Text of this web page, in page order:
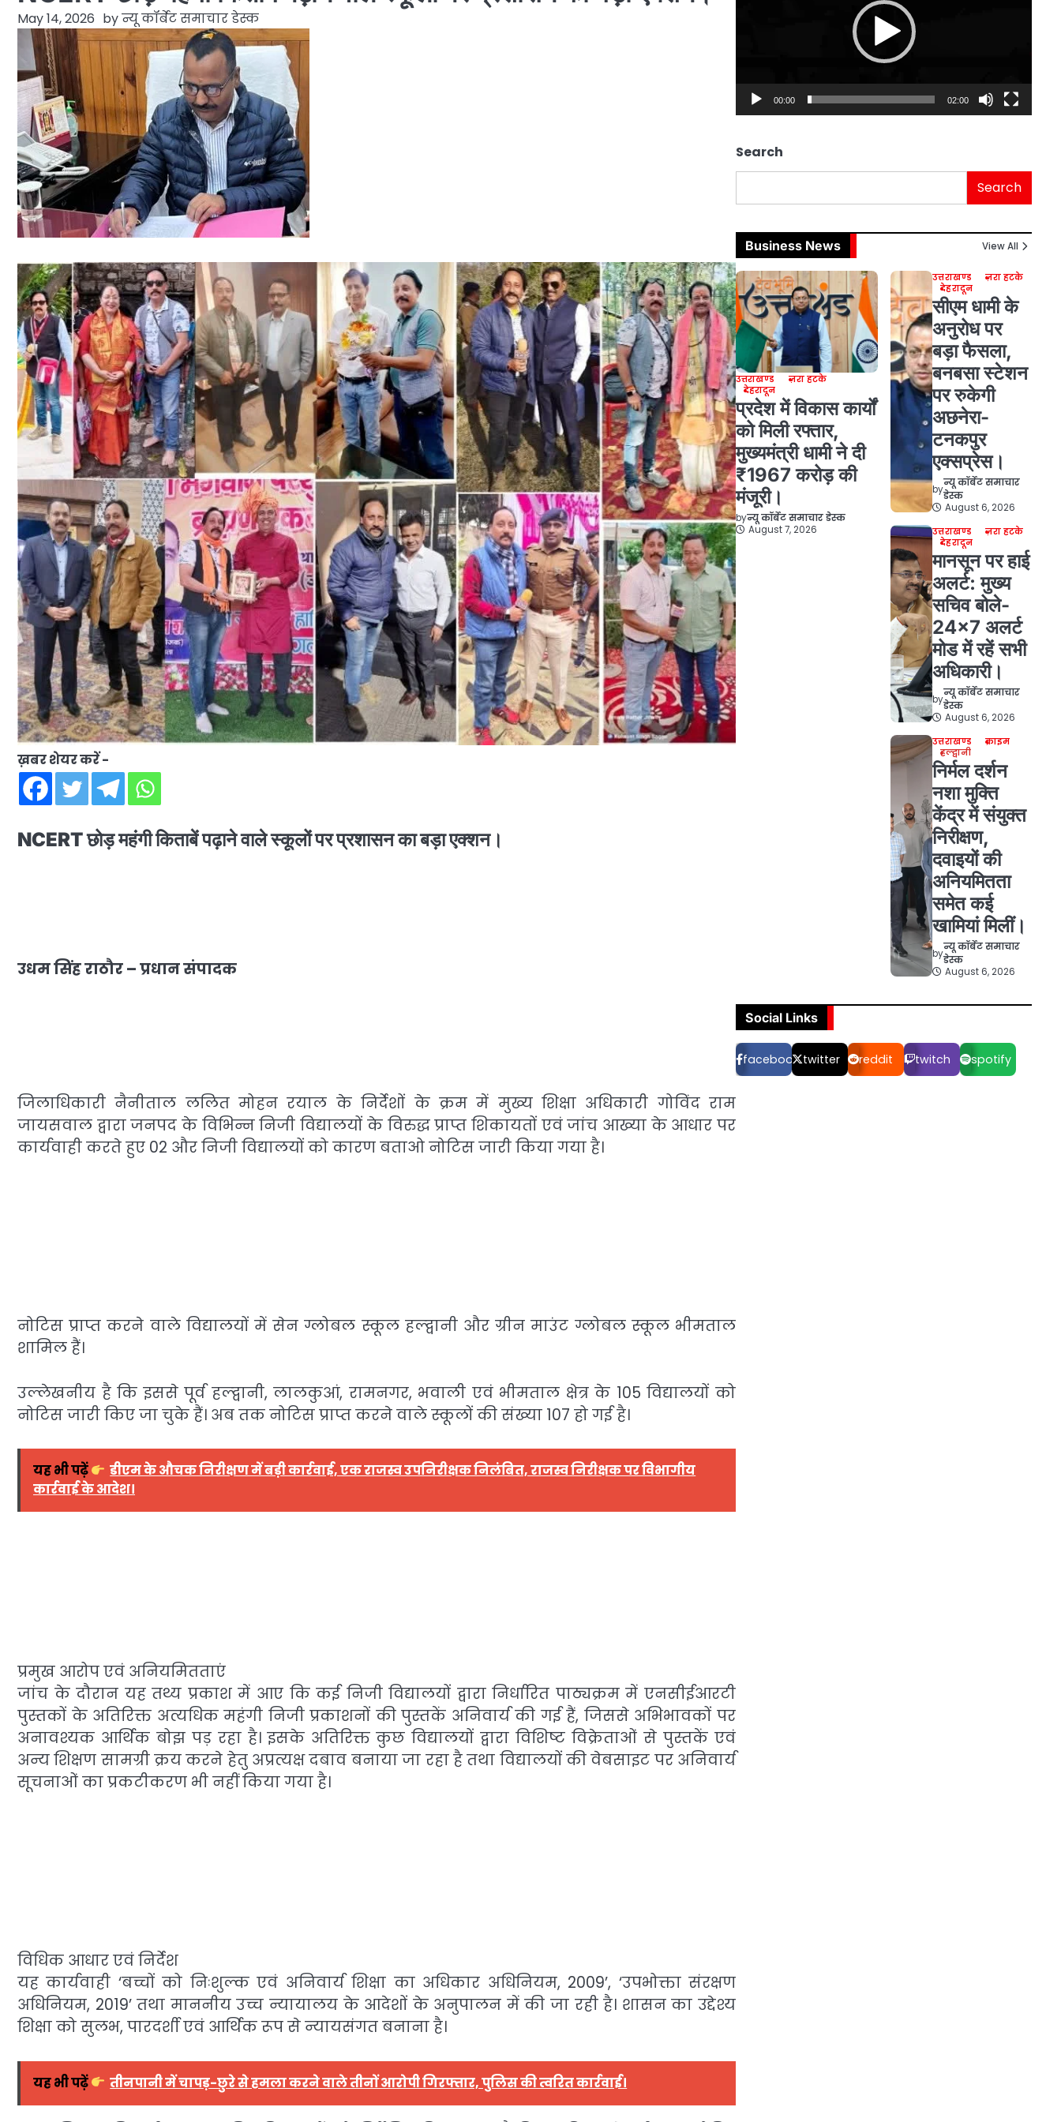
May 14, 2026 byन्यू कॉर्बेट समाचार डेस्क
ख़बर शेयर करें -
NCERT छोड़ महंगी किताबें पढ़ाने वाले स्कूलों पर प्रशासन का बड़ा एक्शन।
उधम सिंह राठौर – प्रधान संपादक
जिलाधिकारी नैनीताल ललित मोहन रयाल के निर्देशों के क्रम में मुख्य शिक्षा अधिकारी गोविंद राम
जायसवाल द्वारा जनपद के विभिन्न निजी विद्यालयों के विरुद्ध प्राप्त शिकायतों एवं जांच आख्या के आधार पर
कार्यवाही करते हुए 02 और निजी विद्यालयों को कारण बताओ नोटिस जारी किया गया है।
नोटिस प्राप्त करने वाले विद्यालयों में सेन ग्लोबल स्कूल हल्द्वानी और ग्रीन माउंट ग्लोबल स्कूल भीमताल
शामिल हैं।
उल्लेखनीय है कि इससे पूर्व हल्द्वानी, लालकुआं, रामनगर, भवाली एवं भीमताल क्षेत्र के 105 विद्यालयों को
नोटिस जारी किए जा चुके हैं। अब तक नोटिस प्राप्त करने वाले स्कूलों की संख्या 107 हो गई है।
यह भी पढ़ें
डीएम के औचक निरीक्षण में बड़ी कार्रवाई, एक राजस्व उपनिरीक्षक निलंबित, राजस्व निरीक्षक पर विभागीय
कार्रवाई के आदेश।
प्रमुख आरोप एवं अनियमितताएं
जांच के दौरान यह तथ्य प्रकाश में आए कि कई निजी विद्यालयों द्वारा निर्धारित पाठ्यक्रम में एनसीईआरटी
पुस्तकों के अतिरिक्त अत्यधिक महंगी निजी प्रकाशनों की पुस्तकें अनिवार्य की गई हैं, जिससे अभिभावकों पर
अनावश्यक आर्थिक बोझ पड़ रहा है। इसके अतिरिक्त कुछ विद्यालयों द्वारा विशिष्ट विक्रेताओं से पुस्तकें एवं
अन्य शिक्षण सामग्री क्रय करने हेतु अप्रत्यक्ष दबाव बनाया जा रहा है तथा विद्यालयों की वेबसाइट पर अनिवार्य
सूचनाओं का प्रकटीकरण भी नहीं किया गया है।
विधिक आधार एवं निर्देश
यह कार्यवाही ‘बच्चों को निःशुल्क एवं अनिवार्य शिक्षा का अधिकार अधिनियम, 2009’, ‘उपभोक्ता संरक्षण
अधिनियम, 2019’ तथा माननीय उच्च न्यायालय के आदेशों के अनुपालन में की जा रही है। शासन का उद्देश्य
शिक्षा को सुलभ, पारदर्शी एवं आर्थिक रूप से न्यायसंगत बनाना है।
यह भी पढ़ें तीनपानी में चापड़-छुरे से हमला करने वाले तीनों आरोपी गिरफ्तार, पुलिस की त्वरित कार्रवाई।
00:00 02:00
Search
Search
Business News View All
उत्तराखण्ड
ज़रा हटके
देहरादून
प्रदेश में विकास कार्यों
को मिली रफ्तार,
मुख्यमंत्री धामी ने दी
₹1967 करोड़ की
मंजूरी।
byन्यू कॉर्बेट समाचार डेस्क
August 7, 2026
उत्तराखण्ड
ज़रा हटके
देहरादून
सीएम धामी के
अनुरोध पर
बड़ा फैसला,
बनबसा स्टेशन
पर रुकेगी
अछनेरा-
टनकपुर
एक्सप्रेस।
by
न्यू कॉर्बेट समाचार
डेस्क
August 6, 2026
उत्तराखण्ड
ज़रा हटके
देहरादून
मानसून पर हाई
अलर्ट: मुख्य
सचिव बोले-
24×7 अलर्ट
मोड में रहें सभी
अधिकारी।
by
न्यू कॉर्बेट समाचार
डेस्क
August 6, 2026
उत्तराखण्ड
क्राइम
हल्द्वानी
निर्मल दर्शन
नशा मुक्ति
केंद्र में संयुक्त
निरीक्षण,
दवाइयों की
अनियमितता
समेत कई
खामियां मिलीं।
by
न्यू कॉर्बेट समाचार
डेस्क
August 6, 2026
Social Links
facebook twitter reddit twitch spotify